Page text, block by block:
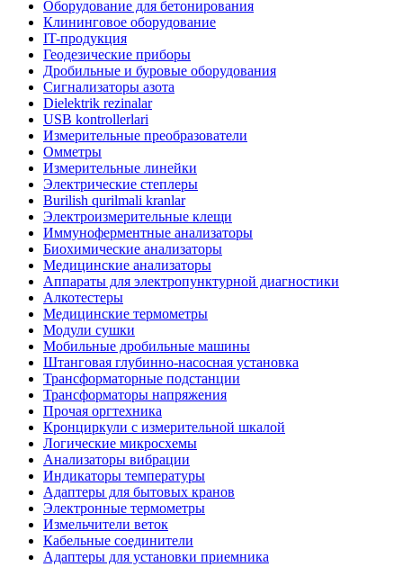
Оборудование для бетонирования
Клининговое оборудование
IT-продукция
Геодезические приборы
Дробильные и буровые оборудования
Сигнализаторы азота
Dielektrik rezinalar
USB kontrollerlari
Измерительные преобразователи
Омметры
Измерительные линейки
Электрические степлеры
Burilish qurilmali kranlar
Электроизмерительные клещи
Иммуноферментные анализаторы
Биохимические анализаторы
Медицинские анализаторы
Аппараты для электропунктурной диагностики
Алкотестеры
Медицинские термометры
Модули сушки
Мобильные дробильные машины
Штанговая глубинно-насосная установка
Трансформаторные подстанции
Трансформаторы напряжения
Прочая оргтехника
Кронциркули с измерительной шкалой
Логические микросхемы
Анализаторы вибрации
Индикаторы температуры
Адаптеры для бытовых кранов
Электронные термометры
Измельчители веток
Кабельные соединители
Адаптеры для установки приемника